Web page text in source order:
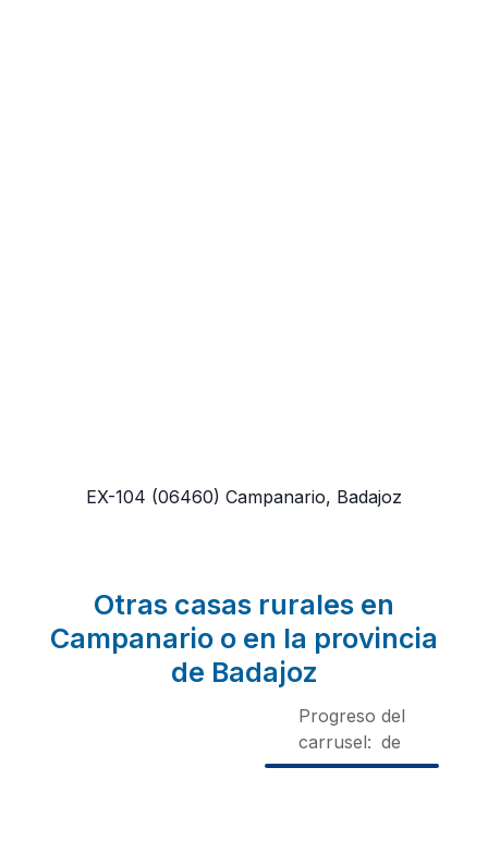
EX-104 (06460) Campanario, Badajoz
Otras casas rurales en
Campanario o en la provincia
de Badajoz
Progreso del
carrusel: de